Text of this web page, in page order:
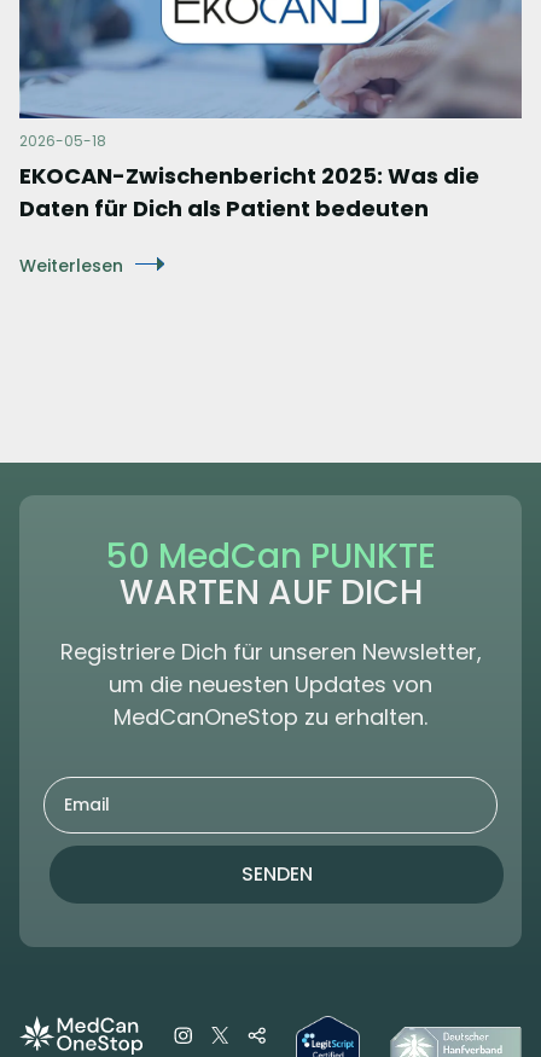
2026-05-18
EKOCAN-Zwischenbericht 2025: Was die
Daten für Dich als Patient bedeuten
Weiterlesen
50 MedCan PUNKTE
WARTEN AUF DICH
Registriere Dich für unseren Newsletter,
um die neuesten Updates von
MedCanOneStop zu erhalten.
SENDEN